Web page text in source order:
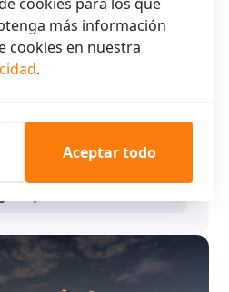
Amsterdamse Bos
Bos con XO Hotels Venga
un festival en el Amsterdamse
leyendo
más información
cookies en nuestra
.
Aceptar todo